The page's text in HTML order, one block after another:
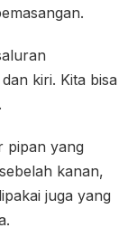
kiri. Kita bisa
pipan yang
kanan,
juga yang